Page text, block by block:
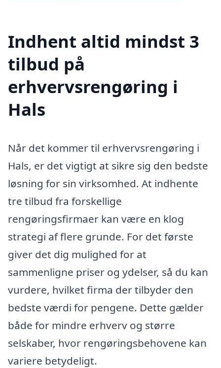
Indhent altid mindst 3
tilbud på
erhvervsrengøring i
Hals
Når det kommer til erhvervsrengøring i
Hals, er det vigtigt at sikre sig den bedste
løsning for sin virksomhed. At indhente
tre tilbud fra forskellige
rengøringsfirmaer kan være en klog
strategi af flere grunde. For det første
giver det dig mulighed for at
sammenligne priser og ydelser, så du kan
vurdere, hvilket firma der tilbyder den
bedste værdi for pengene. Dette gælder
både for mindre erhverv og større
selskaber, hvor rengøringsbehovene kan
variere betydeligt.